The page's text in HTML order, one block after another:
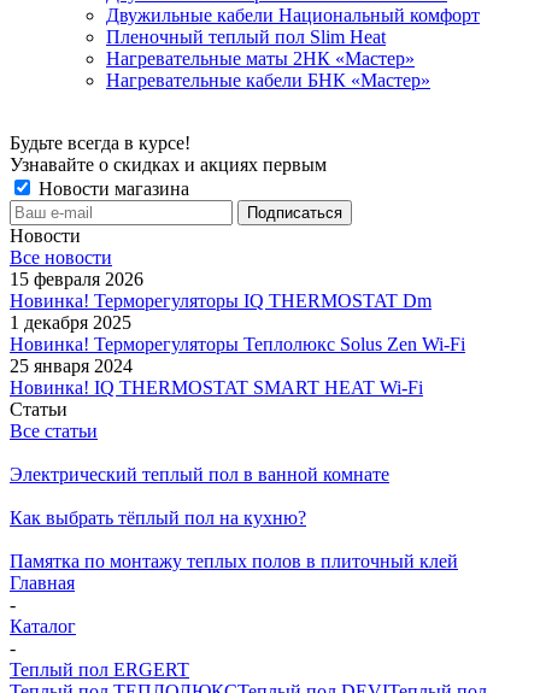
Двужильные кабели Национальный комфорт
Пленочный теплый пол Slim Heat
Нагревательные маты 2НК «Мастер»
Нагревательные кабели БНК «Мастер»
Будьте всегда в курсе!
Узнавайте о скидках и акциях первым
Новости магазина
Новости
Все новости
15 февраля 2026
Новинка! Терморегуляторы IQ THERMOSTAT Dm
1 декабря 2025
Новинка! Терморегуляторы Теплолюкс Solus Zen Wi-Fi
25 января 2024
Новинка! IQ THERMOSTAT SMART HEAT Wi-Fi
Статьи
Все статьи
Электрический теплый пол в ванной комнате
Как выбрать тёплый пол на кухню?
Памятка по монтажу теплых полов в плиточный клей
Главная
-
Каталог
-
Теплый пол ERGERT